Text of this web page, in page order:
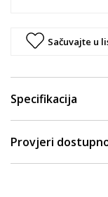
Sačuvajte u
Specifikacija
Provjeri